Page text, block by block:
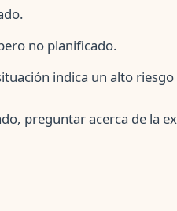
no planificado.
indica un alto
preguntar acerca de la